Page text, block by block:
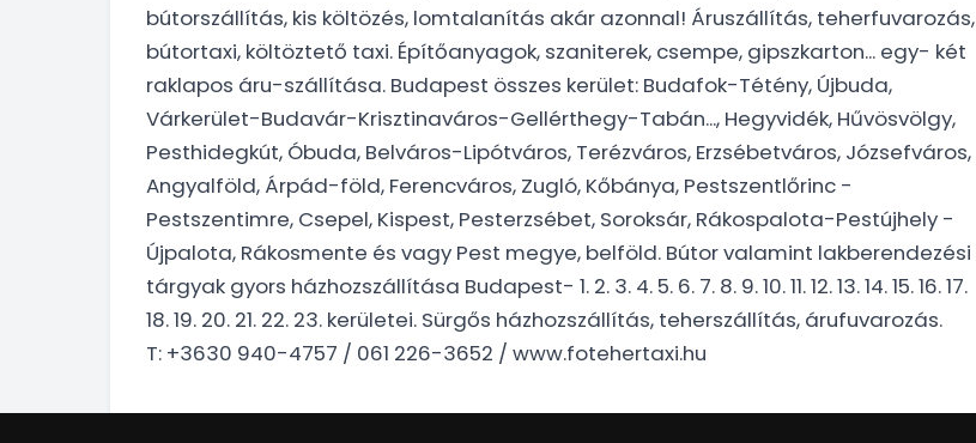
bútorszállítás, kis költözés, lomtalanítás akár azonnal! Áruszállítás, teherfuvarozás,
bútortaxi, költöztető taxi. Építőanyagok, szaniterek, csempe, gipszkarton... egy- két
raklapos áru-szállítása. Budapest összes kerület: Budafok-Tétény, Újbuda,
Várkerület-Budavár-Krisztinaváros-Gellérthegy-Tabán..., Hegyvidék, Hűvösvölgy,
Pesthidegkút, Óbuda, Belváros-Lipótváros, Terézváros, Erzsébetváros, Józsefváros,
Angyalföld, Árpád-föld, Ferencváros, Zugló, Kőbánya, Pestszentlőrinc -
Pestszentimre, Csepel, Kispest, Pesterzsébet, Soroksár, Rákospalota-Pestújhely -
Újpalota, Rákosmente és vagy Pest megye, belföld. Bútor valamint lakberendezési
tárgyak gyors házhozszállítása Budapest- 1. 2. 3. 4. 5. 6. 7. 8. 9. 10. 11. 12. 13. 14. 15. 16. 17.
18. 19. 20. 21. 22. 23. kerületei. Sürgős házhozszállítás, teherszállítás, árufuvarozás.
T: +3630 940-4757 / 061 226-3652 / www.fotehertaxi.hu